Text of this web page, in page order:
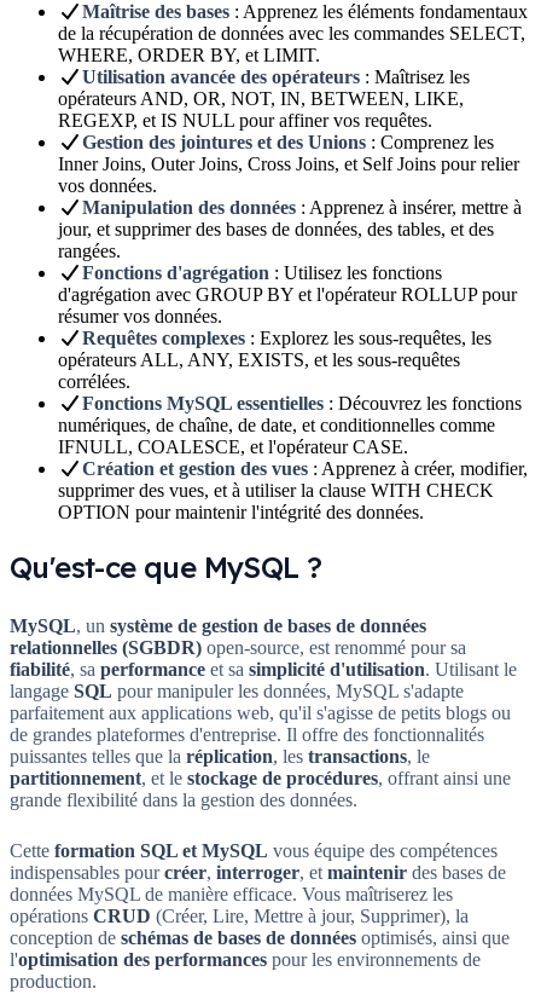
Maîtrise des bases : Apprenez les éléments fondamentaux
de la récupération de données avec les commandes SELECT,
WHERE, ORDER BY, et LIMIT.
Utilisation avancée des opérateurs : Maîtrisez les
opérateurs AND, OR, NOT, IN, BETWEEN, LIKE,
REGEXP, et IS NULL pour affiner vos requêtes.
Gestion des jointures et des Unions : Comprenez les
Inner Joins, Outer Joins, Cross Joins, et Self Joins pour relier
vos données.
Manipulation des données : Apprenez à insérer, mettre à
jour, et supprimer des bases de données, des tables, et des
rangées.
Fonctions d'agrégation : Utilisez les fonctions
d'agrégation avec GROUP BY et l'opérateur ROLLUP pour
résumer vos données.
Requêtes complexes : Explorez les sous-requêtes, les
opérateurs ALL, ANY, EXISTS, et les sous-requêtes
corrélées.
Fonctions MySQL essentielles : Découvrez les fonctions
numériques, de chaîne, de date, et conditionnelles comme
IFNULL, COALESCE, et l'opérateur CASE.
Création et gestion des vues : Apprenez à créer, modifier,
supprimer des vues, et à utiliser la clause WITH CHECK
OPTION pour maintenir l'intégrité des données.
Qu'est-ce que MySQL ?
MySQL, un système de gestion de bases de données
relationnelles (SGBDR) open-source, est renommé pour sa
fiabilité, sa performance et sa simplicité d'utilisation. Utilisant le
langage SQL pour manipuler les données, MySQL s'adapte
parfaitement aux applications web, qu'il s'agisse de petits blogs ou
de grandes plateformes d'entreprise. Il offre des fonctionnalités
puissantes telles que la réplication, les transactions, le
partitionnement, et le stockage de procédures, offrant ainsi une
grande flexibilité dans la gestion des données.
Cette formation SQL et MySQL vous équipe des compétences
indispensables pourcréer, interroger, et maintenir des bases de
données MySQL de manière efficace. Vous maîtriserez les
opérations CRUD (Créer, Lire, Mettre à jour, Supprimer), la
conception de schémas de bases de données optimisés, ainsi que
l'optimisation des performances pour les environnements de
production.